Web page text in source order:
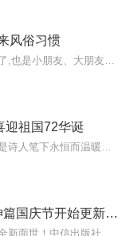
风俗习惯
祖国72华诞
小猪屏蓬十二生肖神8 羊神篇国庆节开始更新啦！